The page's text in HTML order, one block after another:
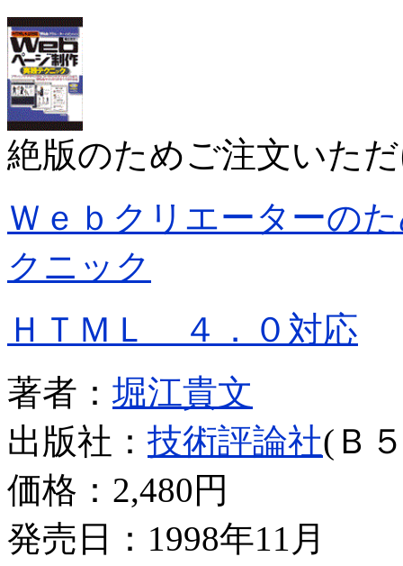
絶版のためご注文いた
Ｗｅｂクリエーターの
クニック
ＨＴＭＬ ４．０対応
著者： 堀江貴文
出版社： 技術評論社(Ｂ
価格： 2,480円
発売日：1998年11月